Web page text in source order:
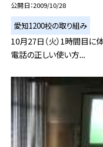
公開日 2009/10/28
愛知1200校の取り組み
10月27日（火）1時間目に
電話の正しい使い方...